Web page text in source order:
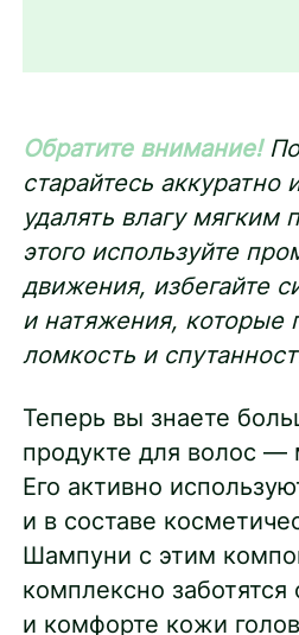
Обратите внимание!
старайтесь аккуратно
удалять влагу мягким
этого используйте
движения, избегайте
и натяжения, которые
ломкость и
Теперь вы знаете
продукте для волос —
Его активно
и в составе
Шампуни с этим
комплексно заботятся
и комфорте кожи